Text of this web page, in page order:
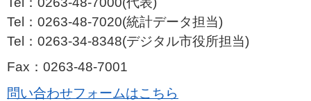
Tel：0263‐48‐7020 統計データ担当
Tel：0263-34-8348 デジタル市役所担当
Fax：0263-48-7001
問い合わせフォームはこちら